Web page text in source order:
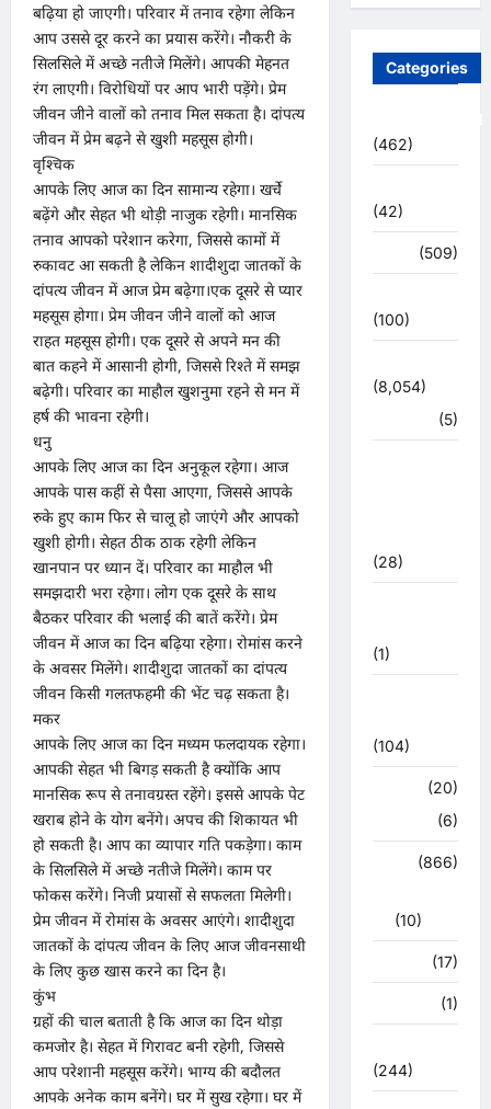
बढ़िया हो जाएगी। परिवार में तनाव रहेगा लेकिन
आप उससे दूर करने का प्रयास करेंगे। नौकरी के
सिलसिले में अच्छे नतीजे मिलेंगे। आपकी मेहनत
रंग लाएगी। विरोधियों पर आप भारी पड़ेंगे। प्रेम
जीवन जीने वालों को तनाव मिल सकता है। दांपत्य
जीवन में प्रेम बढ़ने से खुशी महसूस होगी।
वृश्चिक
आपके लिए आज का दिन सामान्य रहेगा। खर्चे
बढ़ेंगे और सेहत भी थोड़ी नाजुक रहेगी। मानसिक
तनाव आपको परेशान करेगा, जिससे कामों में
रुकावट आ सकती है लेकिन शादीशुदा जातकों के
दांपत्य जीवन में आज प्रेम बढ़ेगा।एक दूसरे से प्यार
महसूस होगा। प्रेम जीवन जीने वालों को आज
राहत महसूस होगी। एक दूसरे से अपने मन की
बात कहने में आसानी होगी, जिससे रिश्ते में समझ
बढ़ेगी। परिवार का माहौल खुशनुमा रहने से मन में
हर्ष की भावना रहेगी।
धनु
आपके लिए आज का दिन अनुकूल रहेगा। आज
आपके पास कहीं से पैसा आएगा, जिससे आपके
रुके हुए काम फिर से चालू हो जाएंगे और आपको
खुशी होगी। सेहत ठीक ठाक रहेगी लेकिन
खानपान पर ध्यान दें। परिवार का माहौल भी
समझदारी भरा रहेगा। लोग एक दूसरे के साथ
बैठकर परिवार की भलाई की बातें करेंगे। प्रेम
जीवन में आज का दिन बढ़िया रहेगा। रोमांस करने
के अवसर मिलेंगे। शादीशुदा जातकों का दांपत्य
जीवन किसी गलतफहमी की भेंट चढ़ सकता है।
मकर
आपके लिए आज का दिन मध्यम फलदायक रहेगा।
आपकी सेहत भी बिगड़ सकती है क्योंकि आप
मानसिक रूप से तनावग्रस्त रहेंगे। इससे आपके पेट
खराब होने के योग बनेंगे। अपच की शिकायत भी
हो सकती है। आप का व्यापार गति पकड़ेगा। काम
के सिलसिले में अच्छे नतीजे मिलेंगे। काम पर
फोकस करेंगे। निजी प्रयासों से सफलता मिलेगी।
प्रेम जीवन में रोमांस के अवसर आएंगे। शादीशुदा
जातकों के दांपत्य जीवन के लिए आज जीवनसाथी
के लिए कुछ खास करने का दिन है।
कुंभ
ग्रहों की चाल बताती है कि आज का दिन थोड़ा
कमजोर है। सेहत में गिरावट बनी रहेगी, जिससे
आप परेशानी महसूस करेंगे। भाग्य की बदौलत
आपके अनेक काम बनेंगे। घर में सुख रहेगा। घर में
Categories
(462)
(42)
(509)
(100)
(8,054)
(5)
(28)
(1)
(104)
(20)
(6)
(866)
(10)
(17)
(1)
(244)